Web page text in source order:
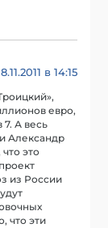
в 14:15
евро,
А весь
Александр
это
из России
что эти